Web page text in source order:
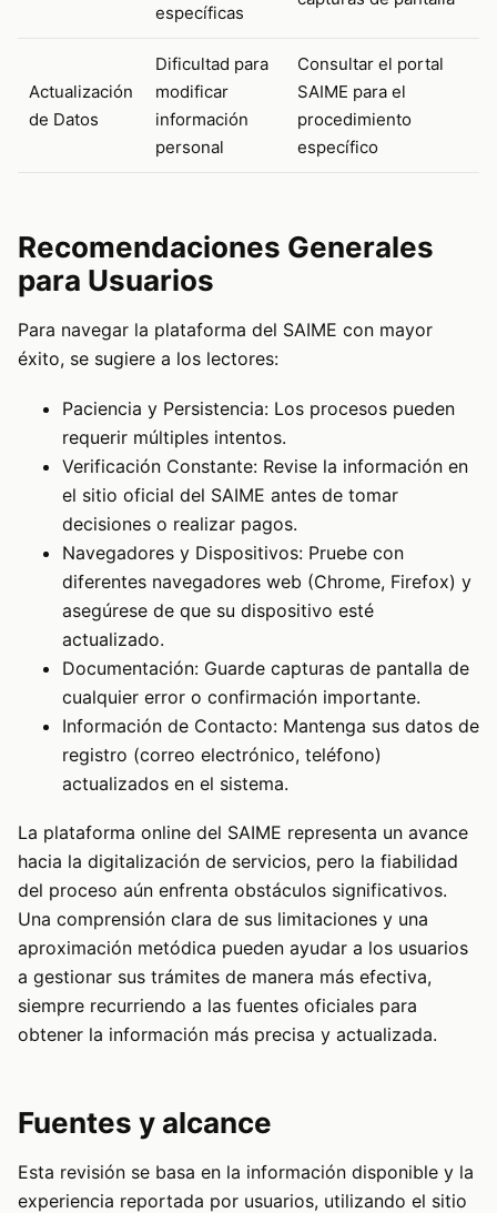
específicas
Actualización
de Datos
Dificultad para
modificar
información
personal
Consultar el portal
SAIME para el
procedimiento
específico
Recomendaciones Generales
para Usuarios
Para navegar la plataforma del SAIME con mayor
éxito, se sugiere a los lectores:
Paciencia y Persistencia: Los procesos pueden
requerir múltiples intentos.
Verificación Constante: Revise la información en
el sitio oficial del SAIME antes de tomar
decisiones o realizar pagos.
Navegadores y Dispositivos: Pruebe con
diferentes navegadores web (Chrome, Firefox) y
asegúrese de que su dispositivo esté
actualizado.
Documentación: Guarde capturas de pantalla de
cualquier error o confirmación importante.
Información de Contacto: Mantenga sus datos de
registro (correo electrónico, teléfono)
actualizados en el sistema.
La plataforma online del SAIME representa un avance
hacia la digitalización de servicios, pero la fiabilidad
del proceso aún enfrenta obstáculos significativos.
Una comprensión clara de sus limitaciones y una
aproximación metódica pueden ayudar a los usuarios
a gestionar sus trámites de manera más efectiva,
siempre recurriendo a las fuentes oficiales para
obtener la información más precisa y actualizada.
Fuentes y alcance
Esta revisión se basa en la información disponible y la
experiencia reportada por usuarios, utilizando el sitio